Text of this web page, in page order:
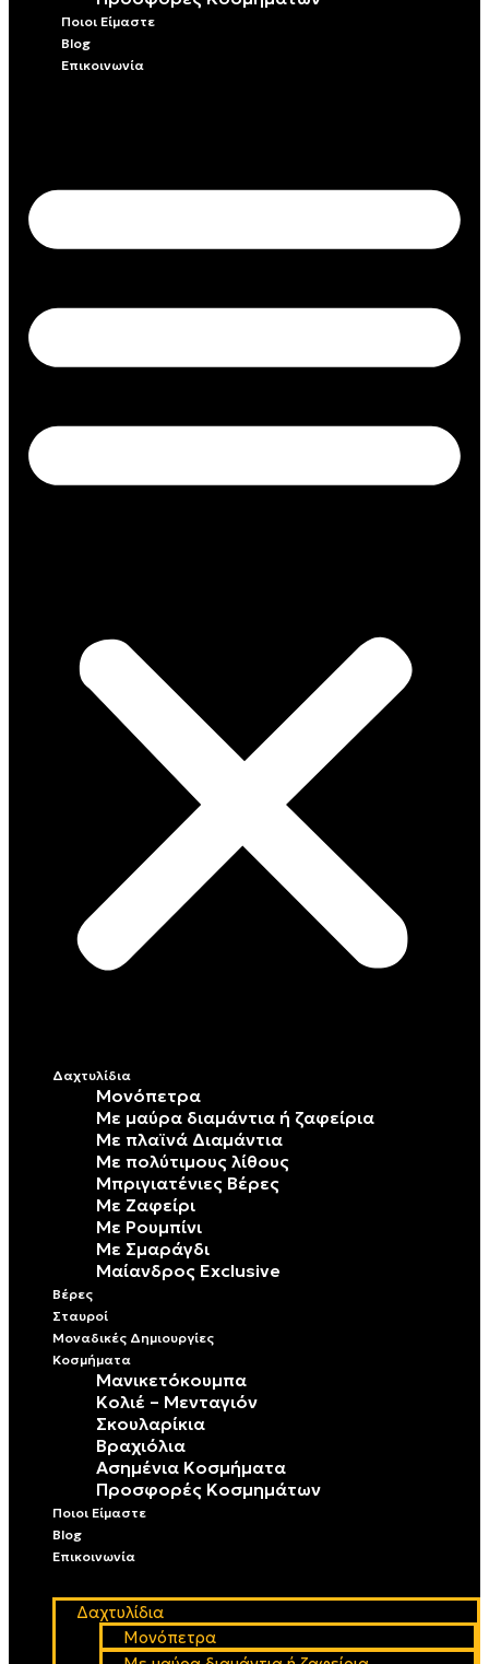
Ποιοι Είμαστε
Blog
Επικοινωνία
Δαχτυλίδια
Μονόπετρα
Mε μαύρα διαμάντια ή ζαφείρια
Mε πλαϊνά Διαμάντια
Mε πολύτιμους λίθους
Μπριγιατένιες Βέρες
Με Ζαφείρι
Με Ρουμπίνι
Με Σμαράγδι
Μαίανδρος Exclusive
Βέρες
Σταυροί
Μοναδικές Δημιουργίες
Κοσμήματα
Μανικετόκουμπα
Κολιέ – Μενταγιόν
Σκουλαρίκια
Βραχιόλια
Ασημένια Κοσμήματα
Προσφορές Κοσμημάτων
Ποιοι Είμαστε
Blog
Επικοινωνία
Δαχτυλίδια
Μονόπετρα